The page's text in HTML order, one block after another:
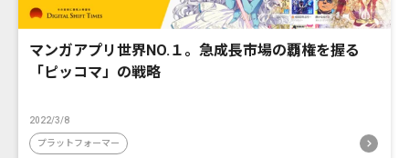
マンガアプリ世界NO.１。急成長市場の覇権を握る
「ピッコマ」の戦略
2022/3/8
プラットフォーマー